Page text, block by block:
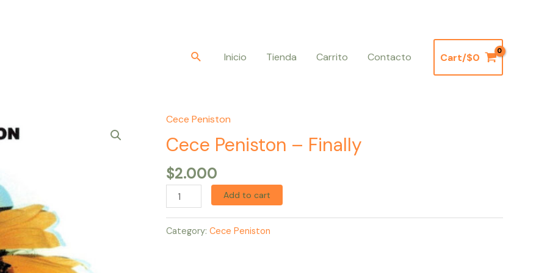
BuscarInicio Tienda Carrito Contacto Cart/$0
Cece Peniston
Cece Peniston – Finally
$2.000
Cece
Peniston
–
Finally
quantity
Add to cart
Category: Cece Peniston